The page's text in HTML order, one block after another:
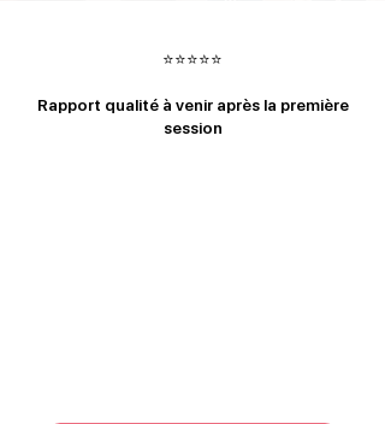
⭐⭐⭐⭐⭐
Rapport qualité à venir après la première
session